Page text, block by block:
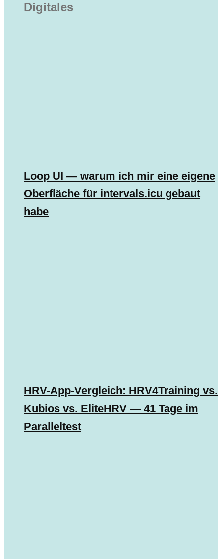
Digitales
Loop UI — warum ich mir eine eigene
Oberfläche für intervals.icu gebaut
habe
HRV-App-Vergleich: HRV4Training vs.
Kubios vs. EliteHRV — 41 Tage im
Paralleltest